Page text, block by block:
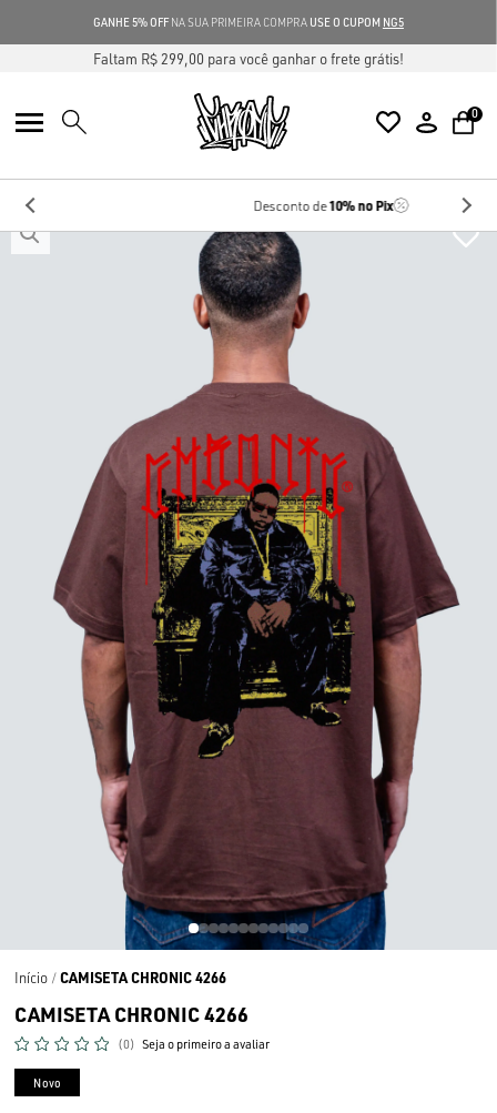
GANHE 5% OFFNA SUA PRIMEIRA COMPRA USE O CUPOM NG5
Faltam R$ 299,00 para você ganhar o frete grátis!
0
10%no Pix
Início CAMISETA CHRONIC 4266
CAMISETA CHRONIC 4266
(0) Seja o primeiro a avaliar
Novo